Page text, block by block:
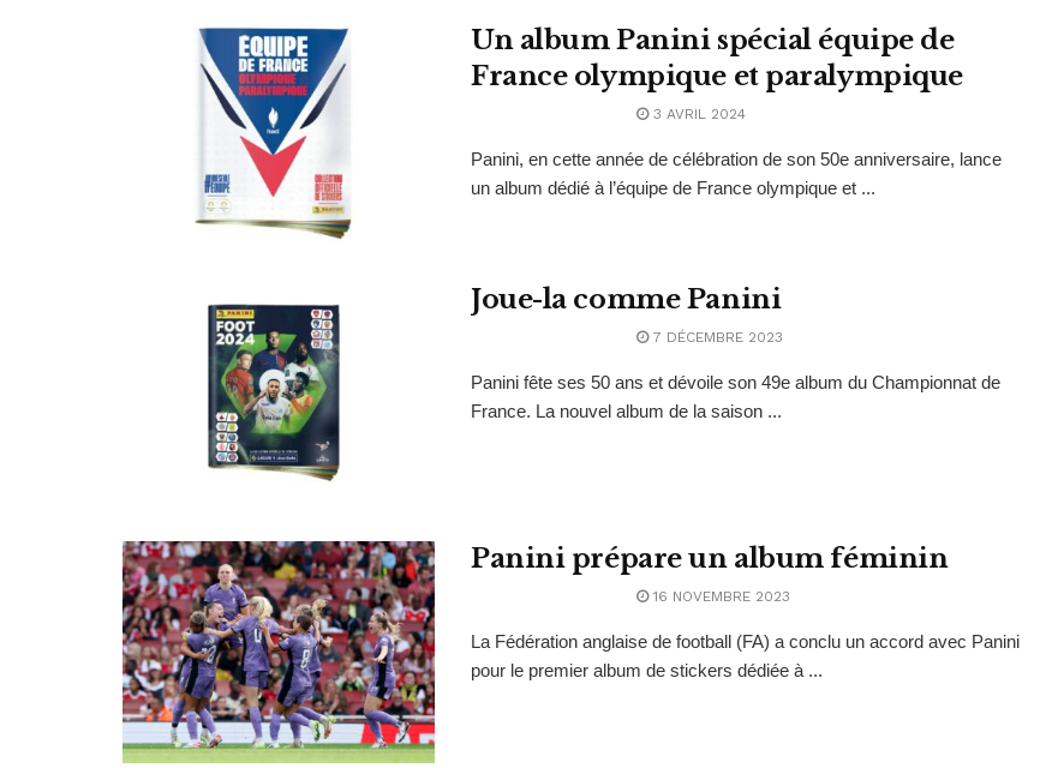
Un album Panini spécial équipe de
France olympique et paralympique
3 AVRIL 2024
Panini, en cette année de célébration de son 50e anniversaire, lance
un album dédié à l’équipe de France olympique et ...
Joue-la comme Panini
7 DÉCEMBRE 2023
Panini fête ses 50 ans et dévoile son 49e album du Championnat de
France. La nouvel album de la saison ...
Panini prépare un album féminin
16 NOVEMBRE 2023
La Fédération anglaise de football (FA) a conclu un accord avec Panini
pour le premier album de stickers dédiée à ...